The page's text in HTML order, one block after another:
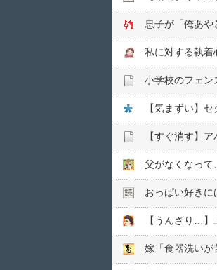
息子が「俺あ
小学校のフェン
【気まずい】
【すぐ消す】
おっぱい好き
嫁「食器洗い